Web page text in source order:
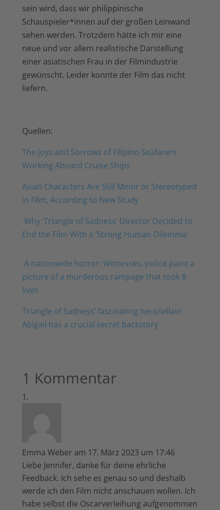
sein wird, dass wir philippinische
Schauspieler*innen auf der großen Leinwand
sehen werden. Trotzdem hätte ich mir eine
neue und vor allem realistische Darstellung
einer asiatischen Frau in der Filmindustrie
gewünscht. Leider konnte der Film das nicht
liefern.
Quellen:
The Joys and Sorrows of Filipino Seafarers
Working Aboard Cruise Ships
Asian Characters Are Still Minor or Stereotyped
in Film, According to New Study
Why ‘Triangle of Sadness’ Director Decided to
End the Film With a ‘Strong Human Dilemma’
A nationwide horror: Witnesses, police paint a
picture of a murderous rampage that took 8
lives
Triangle of Sadness’ fascinating hero/villain
Abigail has a crucial secret backstory
1 Kommentar
Emma Weber am 17. März 2023 um 17:46
Liebe Jennifer, danke für deine ehrliche
Feedback. Ich sehe es genau so und deshalb
werde ich den Film nicht anschauen wollen. Ich
habe selbst die Oscarverleihung aufgenommen